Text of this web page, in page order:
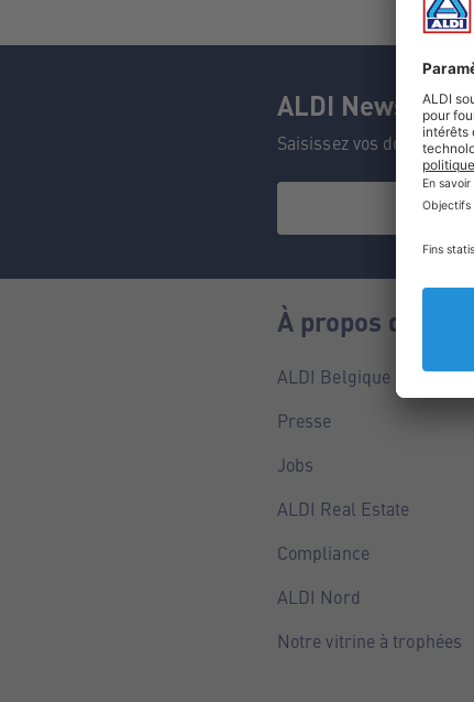
ALDI Newsletter
Saisissez vos données
À propos de
ALDI Belgique
Presse
Jobs
ALDI Real Estate
Compliance
ALDI Nord
Notre vitrine à trophées